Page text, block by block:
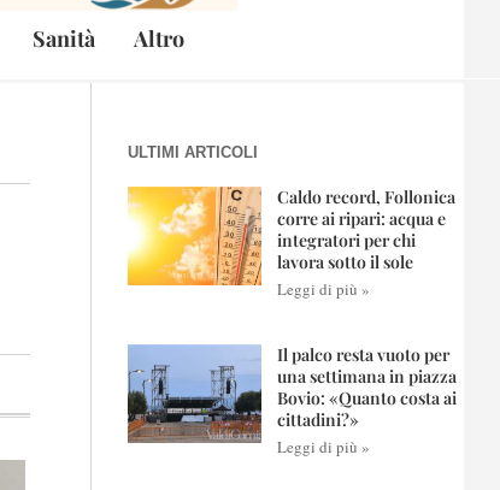
Sanità Altro
ULTIMI ARTICOLI
Caldo record, Follonica
corre ai ripari: acqua e
integratori per chi
lavora sotto il sole
Leggi di più »
Il palco resta vuoto per
una settimana in piazza
Bovio: «Quanto costa ai
cittadini?»
Leggi di più »